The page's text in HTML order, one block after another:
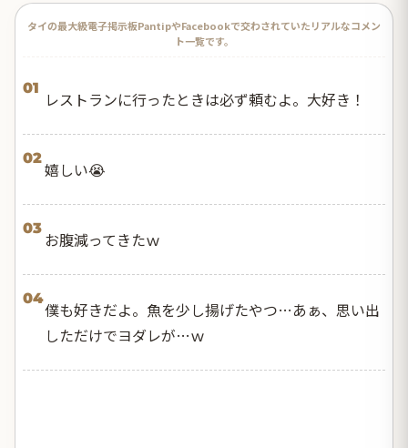
タイの最大級電子掲示板PantipやFacebookで交わされていたリアルなコメン
ト一覧です。
01
レストランに行ったときは必ず頼むよ。大好き！
02
嬉しい😭
03
お腹減ってきたｗ
04
僕も好きだよ。魚を少し揚げたやつ…あぁ、思い出
しただけでヨダレが…ｗ